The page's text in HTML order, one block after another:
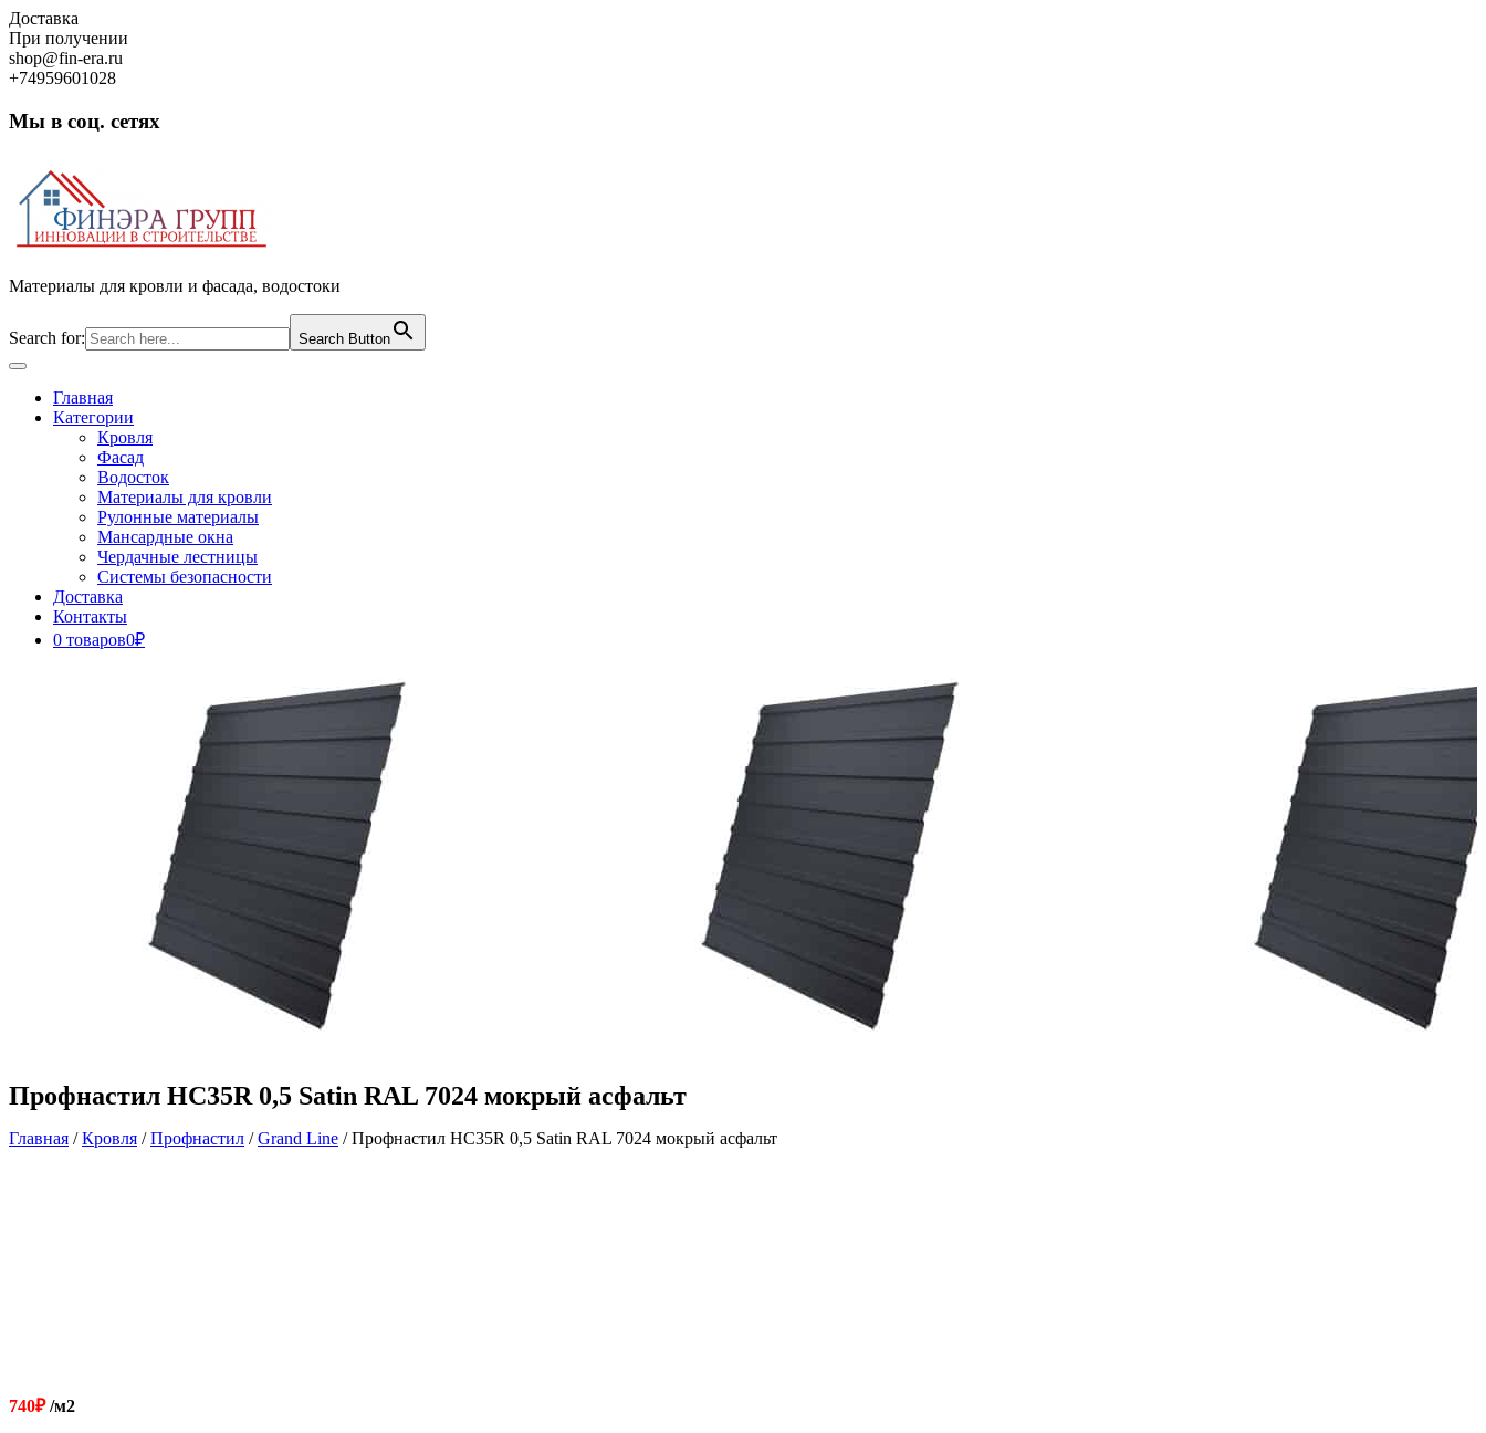
Skip
to
content
Доставка
При получении
shop@fin-era.ru
+74959601028
Мы в соц. сетях
Материалы для кровли и фасада, водостоки
Search for: Search Button
Open
ButtonГлавная
Категории
Кровля
Фасад
Водосток
Материалы для кровли
Рулонные материалы
Мансардные окна
Чердачные лестницы
Системы безопасности
Доставка
Контакты
0 товаров0₽
Профнастил HC35R 0,5 Satin RAL 7024 мокрый асфальт
Главная /Кровля /Профнастил /Grand Line / Профнастил HC35R 0,5 Satin RAL 7024 мокрый асфальт
740₽/м2